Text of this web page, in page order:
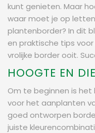
kunt genieten. Maar
waar moet je op
plantenborder? In dit
en praktische tips
vrolijke border ooit.
HOOGTE EN
Om te beginnen is het
voor het aanplanten
goed ontworpen
juiste